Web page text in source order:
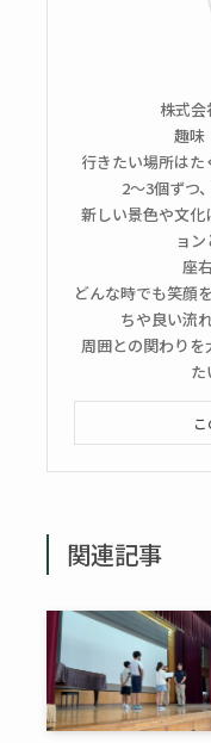
株式会
趣味
行きたい場所は
2〜3個ずつ
新しい景色や文
ョン
座
どんな時でも笑顔
ちや良い流
周囲との関わり
た
関連記事